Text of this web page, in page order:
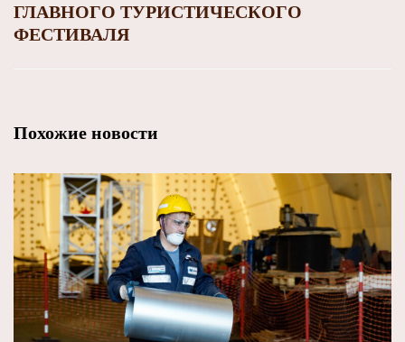
ГЛАВНОГО ТУРИСТИЧЕСКОГО
ФЕСТИВАЛЯ
Похожие новости